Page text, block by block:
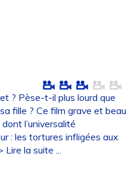
? Pèse-t-il plus lourd que
fille ? Ce film grave et beau
l’universalité
: les tortures infligées aux
Lire la suite ...